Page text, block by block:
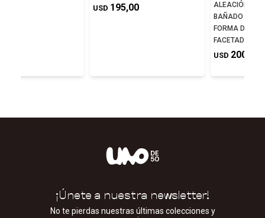
USD 195,00
ALEACIÓN DE
BAÑADO EN
FORMA DE
FACETADO
USD 200,00
¡Únete a nuestra newsletter!
No te pierdas nuestras últimas colecciones y